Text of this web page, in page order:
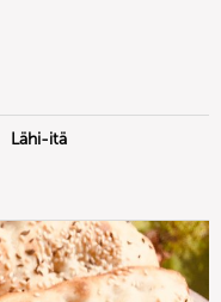
Lähi-itä